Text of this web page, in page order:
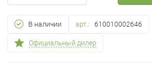
В наличии арт.: 610010002646
Официальный дилер